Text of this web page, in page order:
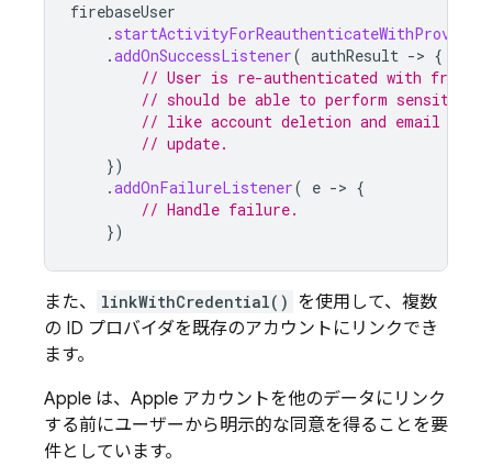
firebaseUser
. startActivityForReauthenticateWithProvider
.addOnSuccessListener( authResult -> {
// User is re-authenticated with fresh
// should be able to perform sensitive
// like account deletion and email or
// update.
})
.addOnFailureListener( e -> {
// Handle failure.
})
また、 linkWithCredential() を使用して、複数
の ID プロバイダを既存のアカウントにリンクでき
ます。
Apple は、Apple アカウントを他のデータにリンク
する前にユーザーから明示的な同意を得ることを要
件としています。